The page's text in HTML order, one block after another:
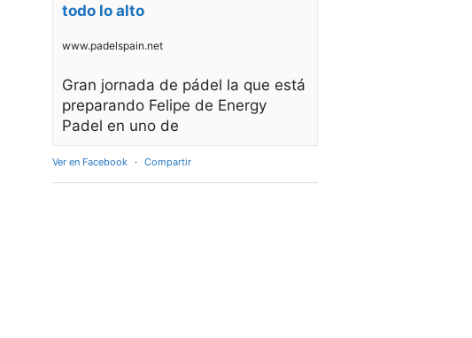
todo lo alto
www.padelspain.net
Gran jornada de pádel la que está
preparando Felipe de Energy
Padel en uno de
Ver en Facebook · Compartir